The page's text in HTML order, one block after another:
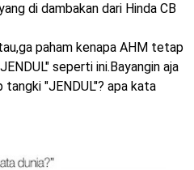
lahir, Aerox Turbo hanya
waktu ?
New CBR 1000RR-R Fireblade
di dambakan dari Hinda CB
paham kenapa AHM tetap
seperti ini.Bayangin aja
"JENDUL"? apa kata